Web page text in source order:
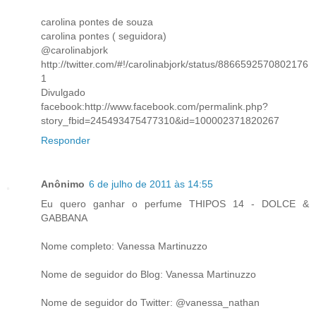
carolina pontes de souza
carolina pontes ( seguidora)
@carolinabjork
http://twitter.com/#!/carolinabjork/status/8866592570802176
1
Divulgado
facebook:http://www.facebook.com/permalink.php?
story_fbid=245493475477310&id=100002371820267
Responder
Anônimo 6 de julho de 2011 às 14:55
Eu quero ganhar o perfume THIPOS 14 - DOLCE &
GABBANA
Nome completo: Vanessa Martinuzzo
Nome de seguidor do Blog: Vanessa Martinuzzo
Nome de seguidor do Twitter: @vanessa_nathan